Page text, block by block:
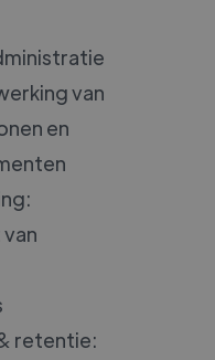
van
en
retentie: